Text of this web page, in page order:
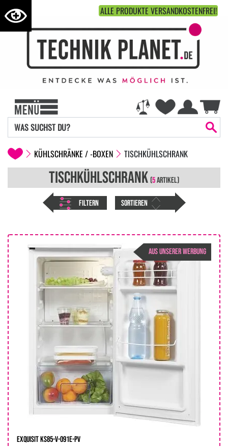
ALLE PRODUKTE VERSANDKOSTENFREI!
KÜHLSCHRÄNKE / -BOXEN TISCHKÜHLSCHRANK
FILTERN
TISCHKÜHLSCHRANK (5ARTIKEL)
SORTIEREN
AUS UNSERER WERBUNG
Exquisit KS85-V-091E-PV